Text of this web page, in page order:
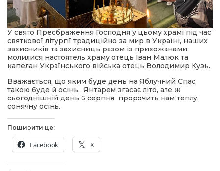
У свято Преображення Господня у цьому храмі під час
святкової літургії традиційно за мир в Україні, наших
захисників та захисниць разом із прихожанами
молилися настоятель храму отець Іван Малюк та
капелан Українського війська отець Володимир Кузь.
Вважається, що яким буде день на Яблучний Спас,
такою буде й осінь. Янтарем згасає літо, але ж
сьогоднішній день 6 серпня пророчить нам теплу,
сонячну осінь.
Поширити це:
Facebook X